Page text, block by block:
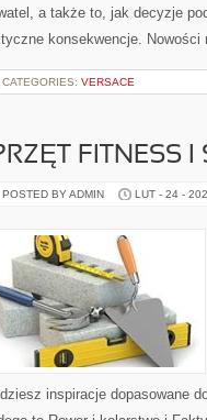
a także to, jak decyzje
konsekwencje.
CATEGORIES: VERSACE
FITNESS I
POSTED BY ADMIN LUT - 24 -
inspiracje dopasowane